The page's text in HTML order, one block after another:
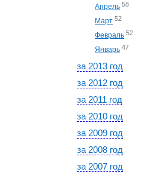
Апрель 58
Март 52
Февраль 52
Январь 47
за 2013 год
за 2012 год
за 2011 год
за 2010 год
за 2009 год
за 2008 год
за 2007 год